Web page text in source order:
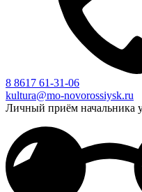
8 8617 61-31-06
kultura@mo-novorossiysk.ru
Личный приём начальника